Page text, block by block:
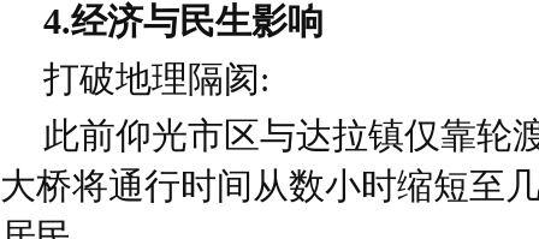
4.经济与民生影响
打破地理隔阂:
此前仰光市区与达拉镇仅靠轮
大桥将通行时间从数小时缩短至